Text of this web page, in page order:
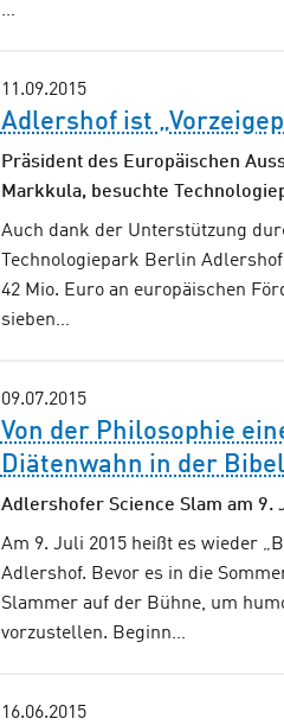
…
11.09.2015
Adlershof ist
Präsident des Europäischen
Markkula, besuchte
Auch dank der Unterstützung
Technologiepark Berlin
42 Mio. Euro an europäischen
sieben…
09.07.2015
Von der Philosophie
Diätenwahn in der Bibel
Adlershofer Science Slam am 9.
Am 9. Juli 2015 heißt es wieder
Adlershof. Bevor es in die
Slammer auf der Bühne, um
vorzustellen. Beginn…
16.06.2015